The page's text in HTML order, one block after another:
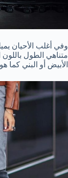
وفي أغلب الأحيان
متناهي الطول باللون
الأبيض أو البني كما